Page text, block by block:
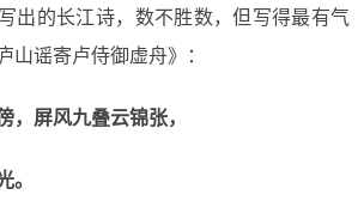
出的长江诗，数不胜数，但写得最有气
山谣寄卢侍御虚舟》：
，屏风九叠云锦张，
。